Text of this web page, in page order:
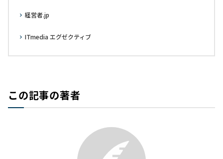
経営者.jp
ITmedia エグゼクティブ
この記事の著者